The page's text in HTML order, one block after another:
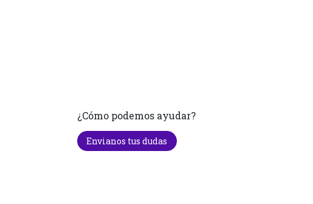
¿Cómo podemos ayudar?
Envianos tus dudas